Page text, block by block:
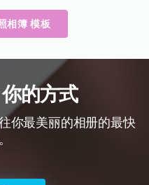
相簿 模板
的方式
你最美丽的相册的最快